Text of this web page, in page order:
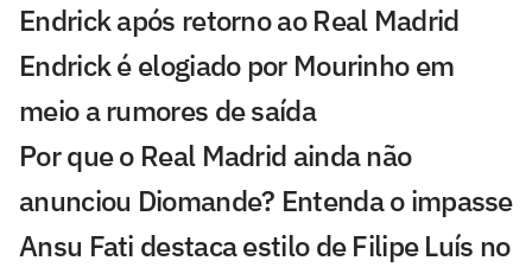
Endrick após retorno ao Real Madrid
Endrick é elogiado por Mourinho em
meio a rumores de saída
Por que o Real Madrid ainda não
anunciou Diomande? Entenda o impasse
Ansu Fati destaca estilo de Filipe Luís no